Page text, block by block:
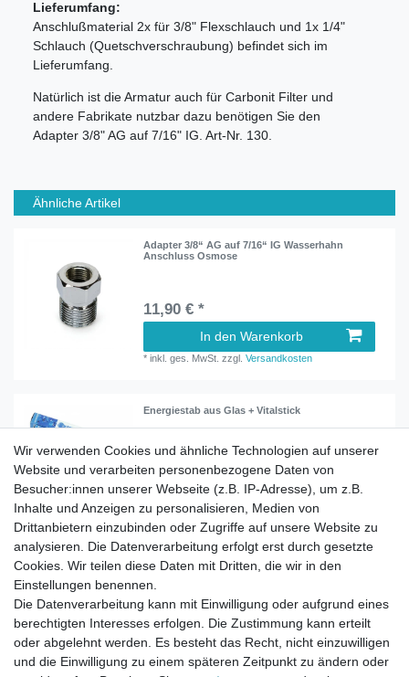
Lieferumfang:
Anschlußmaterial 2x für 3/8" Flexschlauch und 1x 1/4"
Schlauch (Quetschverschraubung) befindet sich im
Lieferumfang.
Natürlich ist die Armatur auch für Carbonit Filter und
andere Fabrikate nutzbar dazu benötigen Sie den
Adapter 3/8" AG auf 7/16" IG. Art-Nr. 130.
Ähnliche Artikel
Adapter 3/8“ AG auf 7/16“ IG Wasserhahn
Anschluss Osmose
11,90 € *
In den Warenkorb
*inkl. ges. MwSt. zzgl.Versandkosten
Energiestab aus Glas + Vitalstick
ab 19,00 € *
Artikel anzeigen
*inkl. ges. MwSt.zzgl. Versandkosten
Impressum Daten­schutz­erklärung AGB
Wir verwenden Cookies und ähnliche Technologien auf unserer
Website und verarbeiten personenbezogene Daten von
Besucher:innen unserer Webseite (z.B. IP-Adresse), um z.B.
Inhalte und Anzeigen zu personalisieren, Medien von
Drittanbietern einzubinden oder Zugriffe auf unsere Website zu
analysieren. Die Datenverarbeitung erfolgt erst durch gesetzte
Cookies. Wir teilen diese Daten mit Dritten, die wir in den
Einstellungen benennen.
Die Datenverarbeitung kann mit Einwilligung oder aufgrund eines
berechtigten Interesses erfolgen. Die Zustimmung kann erteilt
oder abgelehnt werden. Es besteht das Recht, nicht einzuwilligen
und die Einwilligung zu einem späteren Zeitpunkt zu ändern oder